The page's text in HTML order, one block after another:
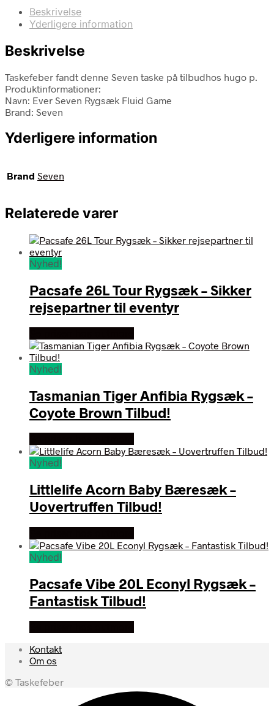
Beskrivelse
Yderligere information
Beskrivelse
Taskefeber fandt denne Seven taske på tilbudhos hugo p.
Produktinformationer:
Navn: Ever Seven Rygsæk Fluid Game
Brand: Seven
Yderligere information
Brand Seven
Relaterede varer
Nyhed!
Pacsafe 26L Tour Rygsæk – Sikker
rejsepartner til eventyr
Nyhed!
Tasmanian Tiger Anfibia Rygsæk –
Coyote Brown Tilbud!
Nyhed!
Littlelife Acorn Baby Bæresæk –
Uovertruffen Tilbud!
Nyhed!
Pacsafe Vibe 20L Econyl Rygsæk –
Fantastisk Tilbud!
Kontakt
Om os
© Taskefeber